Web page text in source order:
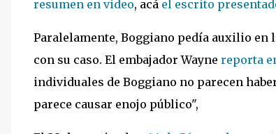
resumen en video, acá el escrito
Paralelamente, Boggiano pedía auxilio en
con su caso. El embajador Wayne reporta
individuales de Boggiano no parecen
parece causar enojo público",